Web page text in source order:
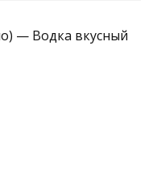
— Водка вкусный